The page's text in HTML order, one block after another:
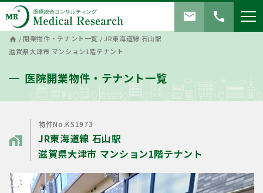
call
mail
home /開業物件・テナント一覧 /JR東海道線 石山駅
滋賀県大津市 マンション1階テナント
医院開業物件・テナント一覧
home_work
物件No.KS1973
JR東海道線 石山駅
滋賀県大津市 マンション1階テナント